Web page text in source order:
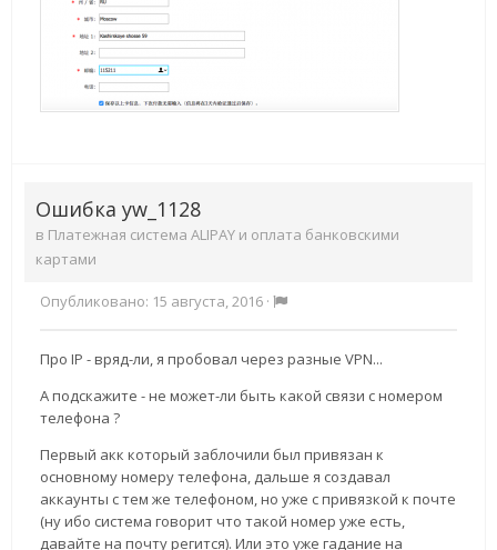
Ошибка yw_1128
в Платежная система ALIPAY и оплата банковскими
картами
Опубликовано: 15 августа, 2016 ·
Про IP - вряд-ли, я пробовал через разные VPN...
А подскажите - не может-ли быть какой связи с номером
телефона ?
Первый акк который заблочили был привязан к
основному номеру телефона, дальше я создавал
аккаунты с тем же телефоном, но уже с привязкой к почте
(ну ибо система говорит что такой номер уже есть,
давайте на почту регится). Или это уже гадание на